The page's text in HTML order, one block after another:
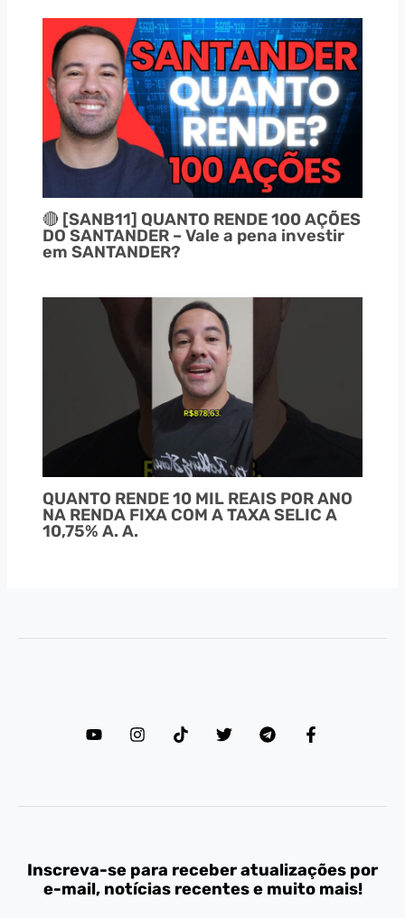
🔴 [SANB11] QUANTO RENDE 100 AÇÕES
DO SANTANDER – Vale a pena investir
em SANTANDER?
QUANTO RENDE 10 MIL REAIS POR ANO
NA RENDA FIXA COM A TAXA SELIC A
10,75% A. A.
Inscreva-se para receber atualizações por
e-mail, notícias recentes e muito mais!